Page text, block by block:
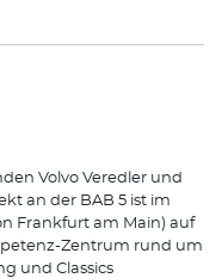
Volvo Veredler und
an der BAB 5 ist im
Frankfurt am Main) auf
Zentrum rund um
und Classics